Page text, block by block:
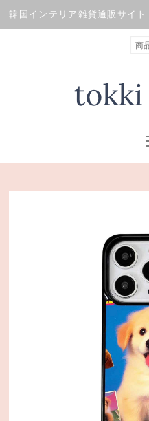
韓国インテリア雑貨通販サイト